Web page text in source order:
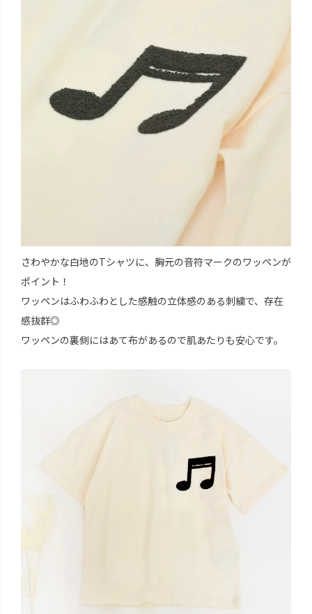
さわやかな白地のTシャツに、胸元の音符マークのワッペンが
ポイント！
ワッペンはふわふわとした感触の立体感のある刺繍で、存在
感抜群◎
ワッペンの裏側にはあて布があるので肌あたりも安心です。